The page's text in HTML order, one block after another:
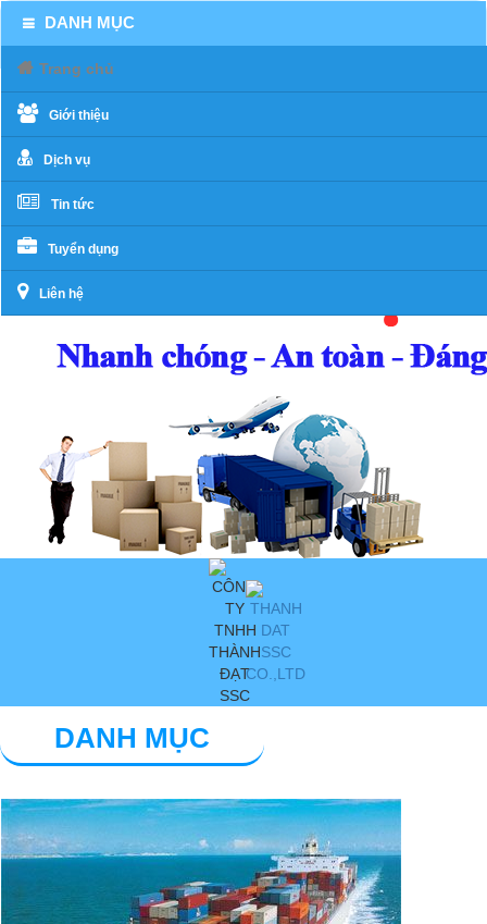
DANH MỤC
Trang chủ
Giới thiệu
Dịch vụ
Tin tức
Tuyển dụng
Liên hệ
DANH MỤC